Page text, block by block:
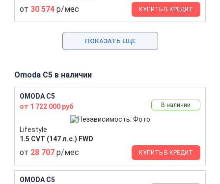
от 30 574 р/мес КУПИТЬ В КРЕДИТ
ПОКАЗАТЬ ЕЩЕ
Omoda C5 в наличии
OMODA C5
от 1 722 000 руб
В наличии
Lifestyle
1.5 CVT (147 л.с.) FWD
от 28 707 р/мес КУПИТЬ В КРЕДИТ
OMODA C5